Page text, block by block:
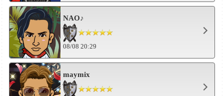
NAO♪
08/08 20:29
maymix